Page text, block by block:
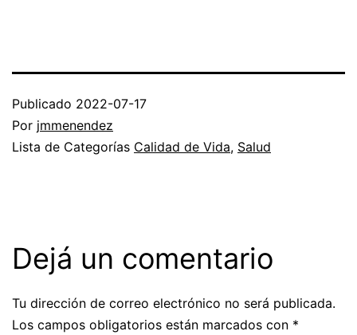
Publicado 2022-07-17
Por jmmenendez
Lista de Categorías Calidad de Vida, Salud
Dejá un comentario
Tu dirección de correo electrónico no será publicada.
Los campos obligatorios están marcados con *